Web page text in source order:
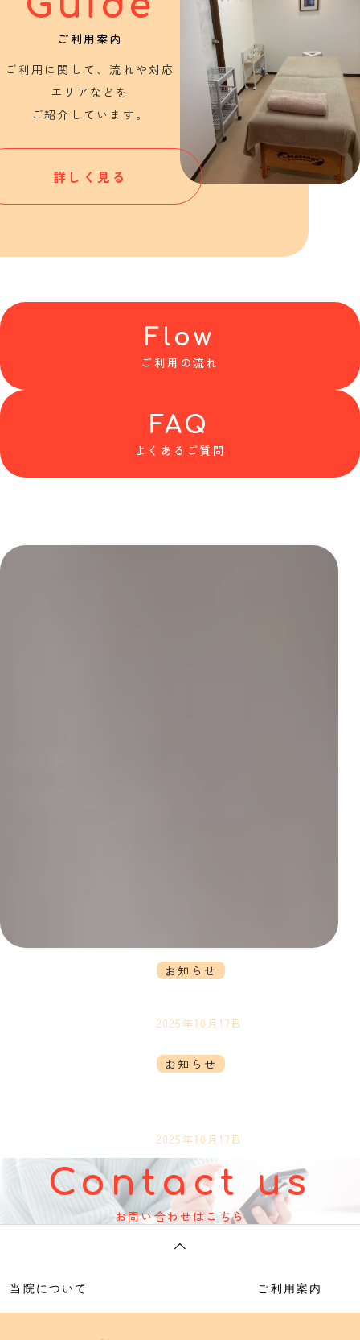
ご利用案内
ご利用に関して、流れや対応
エリアなどを
ご紹介しています。
詳しく見る
Flow
ご利用の流れ
FAQ
よくあるご質問
お知らせ
2025年10月17日
お知らせ
2025年10月17日
Contact us
お問い合わせはこちら
ついて ご利用案内